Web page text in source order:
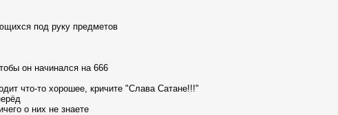
под руку предметов
он начинался на 666
что-то хорошее, кричите "Слава Сатане!!!"
о них не знаете